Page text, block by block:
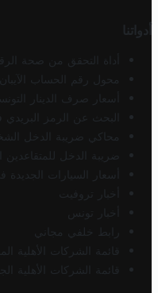
أدواتنا
أداة التحقق من صحة
محول رقم الحساب
أسعار صرف الدينار
البحث عن الرمز
محاكي ضريبة الدخل
ضريبة الدخل
أسعار السيارات الجديدة
أخبار تروفيت
أخبار تونس
رابط خلفي مجاني
قائمة الشركات الأهلية
قائمة الشركات الأهلية